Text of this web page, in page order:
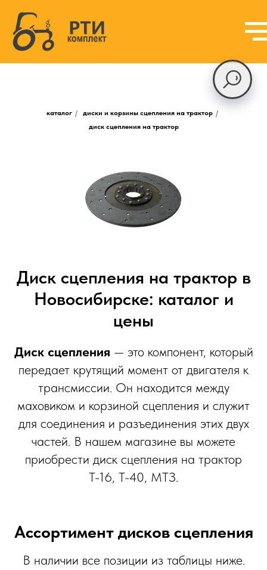
каталог / диски и корзины сцепления на трактор /
диск сцепления на трактор
Диск сцепления на трактор в
Новосибирске: каталог и
цены
Диск сцепления — это компонент, который
передает крутящий момент от двигателя к
трансмиссии. Он находится между
маховиком и корзиной сцепления и служит
для соединения и разъединения этих двух
частей. В нашем магазине вы можете
приобрести диск сцепления на трактор
Т-16, Т-40, МТЗ.
Ассортимент дисков сцепления
В наличии все позиции из таблицы ниже.